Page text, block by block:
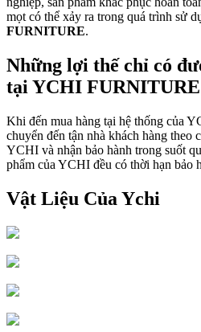
mọt có thể xảy ra trong quá trình sử
FURNITURE.
Những lợi thế chỉ có
tại YCHI FURNITURE
Khi đến mua hàng tại hệ thống của
chuyển đến tận nhà khách hàng theo
YCHI và nhận bảo hành trong suốt
phẩm của YCHI đều có thời hạn bảo
Vật Liệu Của Ychi